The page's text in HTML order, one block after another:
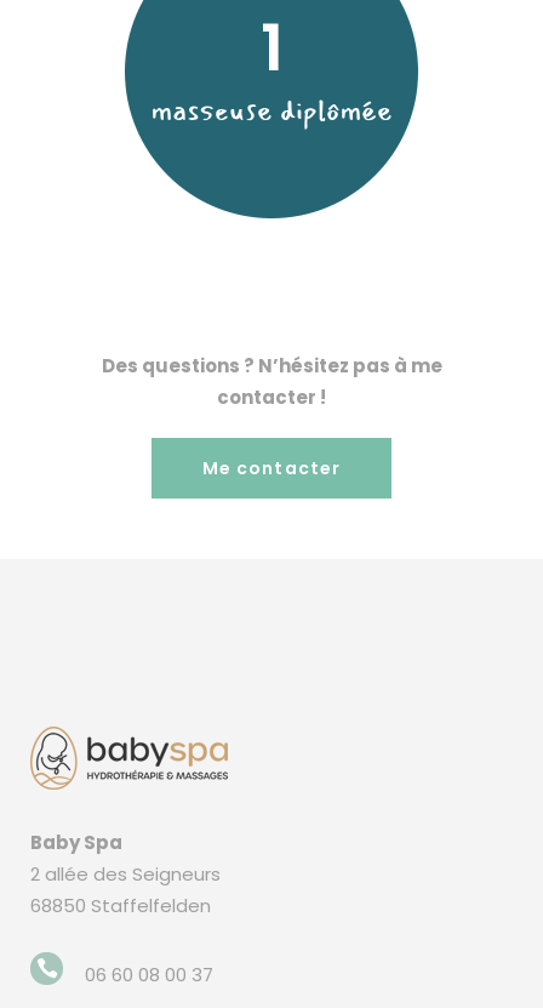
1
masseuse diplômée
Des questions ? N’hésitez pas à me
contacter !
Me contacter
Baby Spa
2 allée des Seigneurs
68850 Staffelfelden
06 60 08 00 37